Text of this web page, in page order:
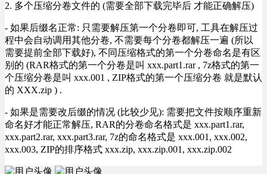
2. 多个压缩分卷文件的 (需要全部下载完毕后 才能正确解压)
- 如果后缀名正常: 只需要解压第一个分卷即可, 工具在解压过
程中会自动调用其他分卷, 不需要每个分卷都解压一遍 (所以
需要提前全部下载好), 不同压缩格式的第一个分卷命名是有区
别的 (RAR格式的第一个分卷是叫 xxx.part1.rar , 7z格式的第一
个压缩分卷是叫 xxx.001 , ZIP格式的第一个压缩分卷 就是默认
的 XXX.zip ) .
- 如果是需要改后缀的情况 (比较少见): 需要把文件按顺序重新
命名好才能正常解压, RAR的分卷命名格式是 xxx.part1.rar,
xxx.part2.rar, xxx.part3.rar, 7z的命名格式是 xxx.001, xxx.002,
xxx.003, ZIP的排序格式 xxx.zip, xxx.zip.001, xxx.zip.002